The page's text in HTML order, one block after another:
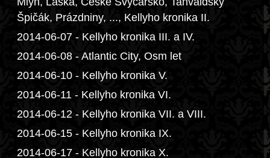
Špičák, Prázdniny, ..., Kellyho kronika II.
2014-06-07 - Kellyho kronika III. a IV.
2014-06-08 - Atlantic City, Osm let
2014-06-10 - Kellyho kronika V.
2014-06-11 - Kellyho kronika VI.
2014-06-12 - Kellyho kronika VII. a VIII.
2014-06-15 - Kellyho kronika IX.
2014-06-17 - Kellyho kronika X.